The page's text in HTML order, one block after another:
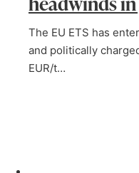
The EU ETS has
and politically
EUR/t…